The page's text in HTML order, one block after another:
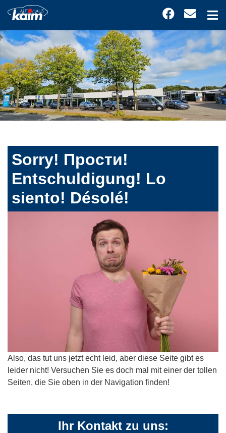
Sorry! Прости!
Entschuldigung! Lo
siento! Désolé!
Also, das tut uns jetzt echt leid, aber diese Seite gibt es
leider nicht! Versuchen Sie es doch mal mit einer der tollen
Seiten, die Sie oben in der Navigation finden!
Ihr Kontakt zu uns: